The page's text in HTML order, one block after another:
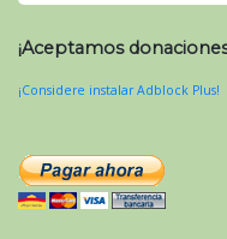
¡Aceptamos
¡Considere instalar Adblock Plus!